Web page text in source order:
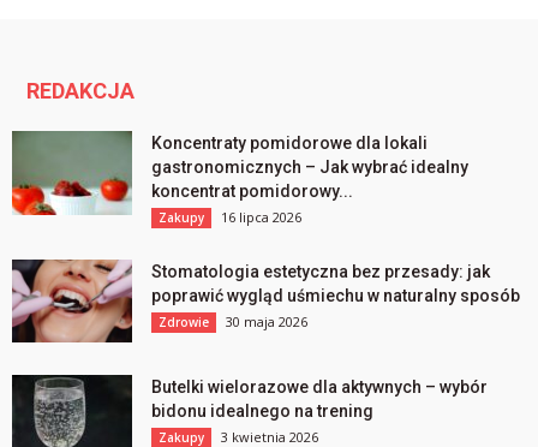
REDAKCJA
Koncentraty pomidorowe dla lokali
gastronomicznych – Jak wybrać idealny
koncentrat pomidorowy...
Zakupy 16 lipca 2026
Stomatologia estetyczna bez przesady: jak
poprawić wygląd uśmiechu w naturalny sposób
Zdrowie 30 maja 2026
Butelki wielorazowe dla aktywnych – wybór
bidonu idealnego na trening
Zakupy 3 kwietnia 2026